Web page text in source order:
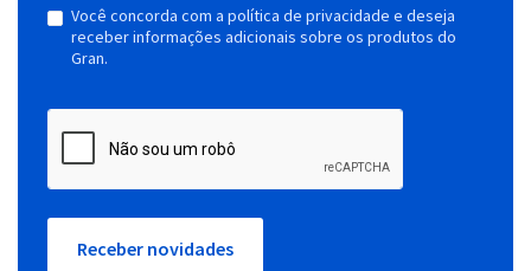
Você concorda com a política de privacidade e deseja
receber informações adicionais sobre os produtos do
Gran.
Receber novidades